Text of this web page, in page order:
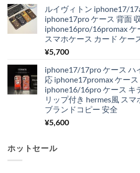
ルイヴィトン iphone17/
iphone17pro ケース 背面
iphone16pro/16promax ケ
スマホケース カード ケー
¥5,700
iphone17/17pro ケース ハ
応 iphone17promax ケース
iphone16/16pro ケース キ
リップ付き hermes風 ス
ブランドコピー 安全
¥5,600
ホットセール